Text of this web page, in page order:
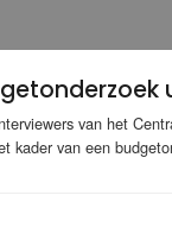
van het
kader van een